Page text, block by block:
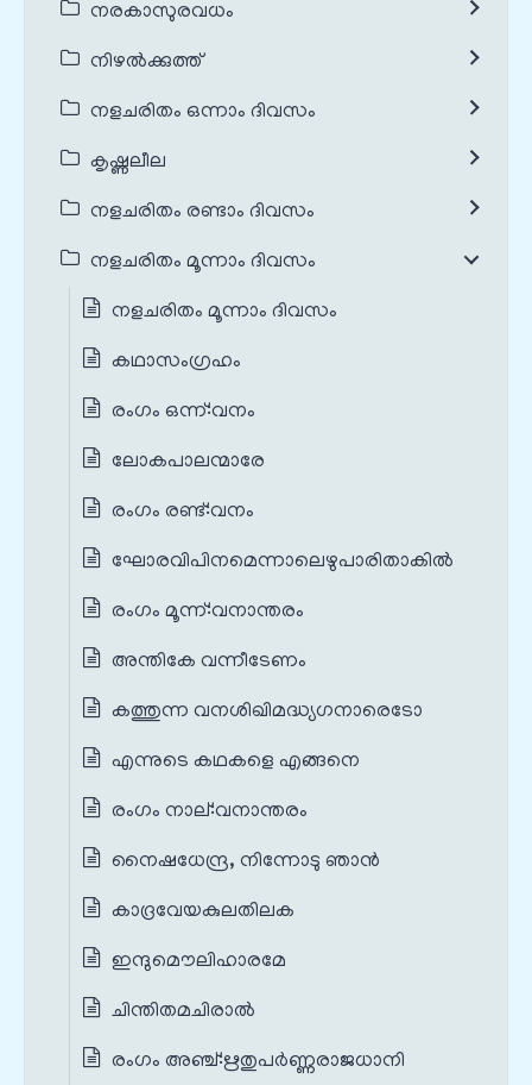
നരകാസുരവധം
നിഴൽക്കുത്ത്
നളചരിതം ഒന്നാം ദിവസം
കൃഷ്ണലീല
നളചരിതം രണ്ടാം ദിവസം
നളചരിതം മൂന്നാം ദിവസം
നളചരിതം മൂന്നാം ദിവസം
കഥാസംഗ്രഹം
രംഗം ഒന്ന്‌:വനം
ലോകപാലന്മാരേ
രംഗം രണ്ട്‌:വനം
ഘോരവിപിനമെന്നാലെഴുപാരിതാകിൽ
രംഗം മൂന്ന്‌:വനാന്തരം
അന്തികേ വന്നീടേണം
കത്തുന്ന വനശിഖിമദ്ധ്യഗനാരെടോ
എന്നുടെ കഥകളെ എങ്ങനെ
രംഗം നാല്‌:വനാന്തരം
നൈഷധേന്ദ്ര, നിന്നോടു ഞാൻ
കാദ്രവേയകുലതിലക
ഇന്ദുമൌലിഹാരമേ
ചിന്തിതമചിരാൽ
രംഗം അഞ്ച്‌:ഋതുപർണ്ണരാജധാനി